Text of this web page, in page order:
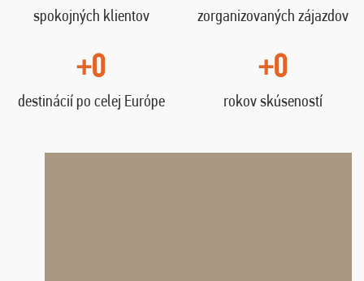
spokojných klientov zorganizovaných zájazdov
+0
destinácií po celej Európe
+0
rokov skúseností